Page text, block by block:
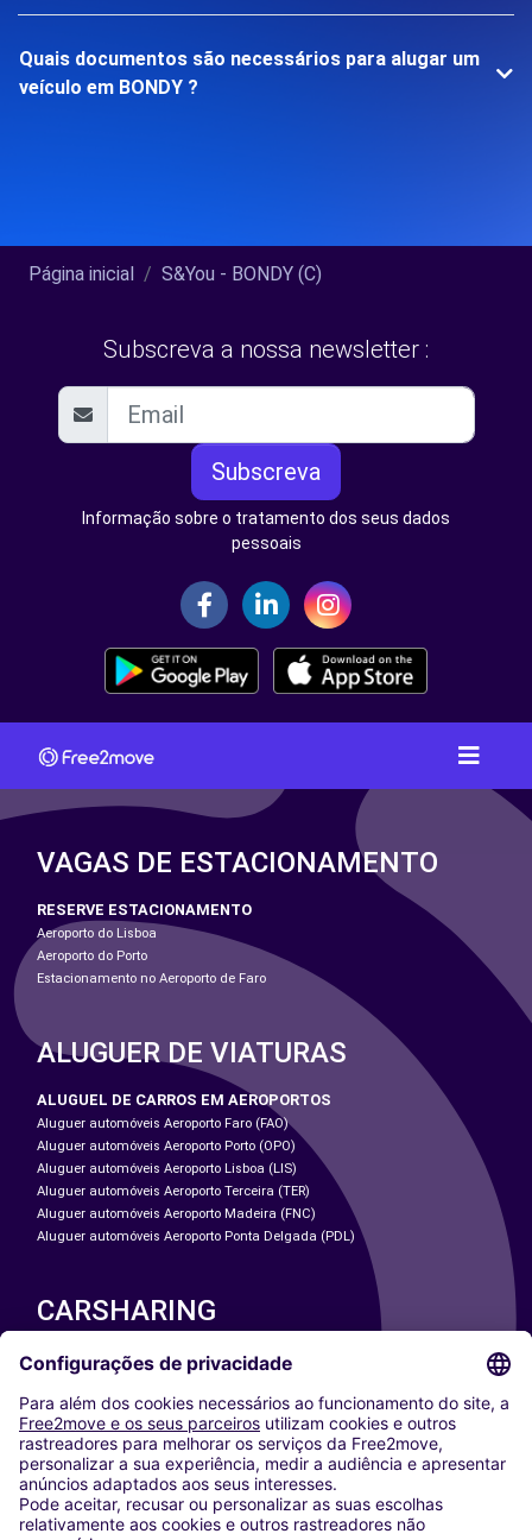
Quais documentos são necessários para alugar um
veículo em BONDY ?
Página inicial S&You - BONDY (C)
Subscreva a nossa newsletter :
Subscreva
Informação sobre o tratamento dos seus dados
pessoais
VAGAS DE ESTACIONAMENTO
RESERVE ESTACIONAMENTO
Aeroporto do Lisboa
Aeroporto do Porto
Estacionamento no Aeroporto de Faro
ALUGUER DE VIATURAS
ALUGUEL DE CARROS EM AEROPORTOS
Aluguer automóveis Aeroporto Faro (FAO)
Aluguer automóveis Aeroporto Porto (OPO)
Aluguer automóveis Aeroporto Lisboa (LIS)
Aluguer automóveis Aeroporto Terceira (TER)
Aluguer automóveis Aeroporto Madeira (FNC)
Aluguer automóveis Aeroporto Ponta Delgada (PDL)
CARSHARING
NOSSAS CIDADES
Washington DC
Milan
Rome
Turin
Vienna
Berlin